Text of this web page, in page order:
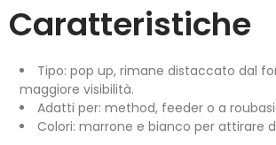
Caratteristiche
Tipo: pop up, rimane distaccato dal
maggiore visibilità.
Adatti per: method, feeder o a
Colori: marrone e bianco per attirare